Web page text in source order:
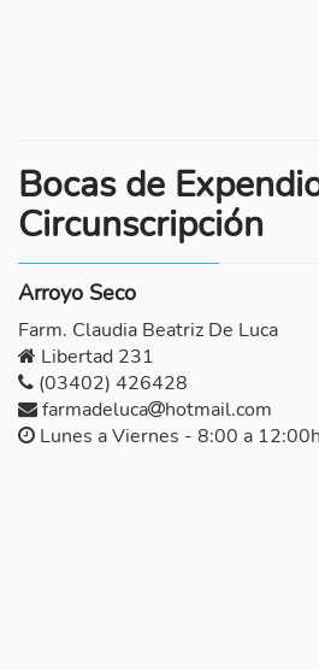
Bocas de
Circunscripción
Arroyo Seco
Farm. Claudia Beatriz De Luca
Libertad 231
(03402) 426428
farmadeluca
hotmail.com
Lunes a Viernes - 8:00 a